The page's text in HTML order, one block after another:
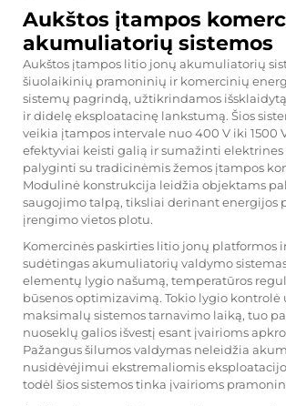
Aukštos įtampos
akumuliatorių sistemos
Aukštos įtampos litio jonų akumuliatorių
šiuolaikinių pramoninių ir komercinių
sistemų pagrindą, užtikrindamos
ir didelę eksploatacinę lankstumą. Šios
veikia įtampos intervale nuo 400 V iki 1500
efektyviai keisti galią ir sumažinti elektrines
palyginti su tradicinėmis žemos įtampos
Modulinė konstrukcija leidžia objektams
saugojimo talpą, tiksliai derinant energijos
įrengimo vietos plotu.
Komercinės paskirties litio jonų platformos
sudėtingas akumuliatorių valdymo
elementų lygio našumą, temperatūros
būsenos optimizavimą. Tokio lygio kontrolė
maksimalų sistemos tarnavimo laiką, tuo
nuoseklų galios išvestį esant įvairioms
Pažangus šilumos valdymas neleidžia
nusidėvėjimui ekstremaliomis
todėl šios sistemos tinka įvairioms